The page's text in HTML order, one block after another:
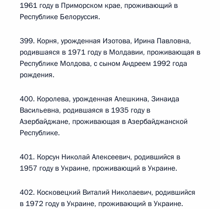
1961 году в Приморском крае, проживающий в
Республике Белоруссия.
399. Корня, урожденная Изотова, Ирина Павловна,
родившаяся в 1971 году в Молдавии, проживающая в
Республике Молдова, с сыном Андреем 1992 года
рождения.
400. Королева, урожденная Алешкина, Зинаида
Васильевна, родившаяся в 1935 году в
Азербайджане, проживающая в Азербайджанской
Республике.
401. Корсун Николай Алексеевич, родившийся в
1957 году в Украине, проживающий в Украине.
402. Косковецкий Виталий Николаевич, родившийся
в 1972 году в Украине, проживающий в Украине.